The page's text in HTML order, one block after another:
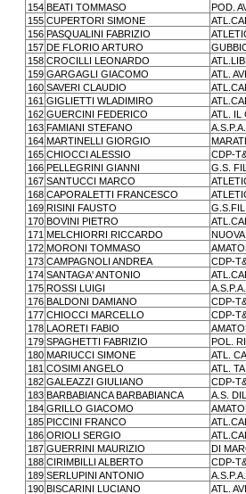
154 BEATI TOMMASO
POD.
155 CUPERTORI SIMONE
156 PASQUALINI FABRIZIO
157 DE FLORIO ARTURO
158 CROCILLI LEONARDO
159 GARGAGLI GIACOMO
ATL.
160 SAVERI CLAUDIO
161 GIGLIETTI WLADIMIRO
162 GUERCINI FEDERICO
ATL. IL
163 FAMIANI STEFANO
164 MARTINELLI GIORGIO
165 CHIOCCI ALESSIO
CDP-
166 PELLEGRINI GIANNI
G.S.
167 SANTUCCI MARCO
168 CAPORALETTI FRANCESCO
169 RISINI FAUSTO
170 BOVINI PIETRO
171 MELCHIORRI RICCARDO
172 MORONI TOMMASO
173 CAMPAGNOLI ANDREA
CDP-
174 SANTAGA' ANTONIO
175 ROSSI LUIGI
176 BALDONI DAMIANO
CDP-
177 CHIOCCI MARCELLO
CDP-
178 LAORETI FABIO
179 SPAGHETTI FABRIZIO
POL.
180 MARIUCCI SIMONE
ATL.
181 COSIMI ANGELO
ATL.
182 GALEAZZI GIULIANO
CDP-
183 BARBABIANCA BARBABIANCA
A.S.
184 GRILLO GIACOMO
185 PICCINI FRANCO
186 ORIOLI SERGIO
187 GUERRINI MAURIZIO
DI
188 CIRIMBILLI ALBERTO
CDP-
189 SERLUPINI ANTONIO
190 BISCARINI LUCIANO
ATL.